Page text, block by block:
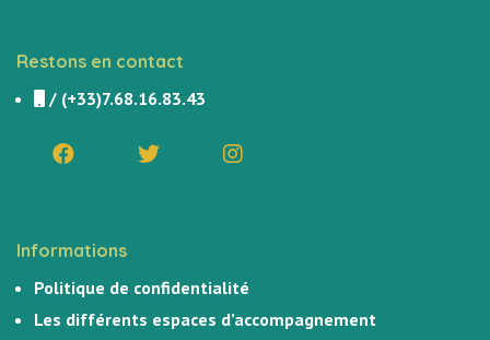
Restons en contact
/ (+33)7.68.16.83.43
Informations
Politique de confidentialité
Les différents espaces d’accompagnement